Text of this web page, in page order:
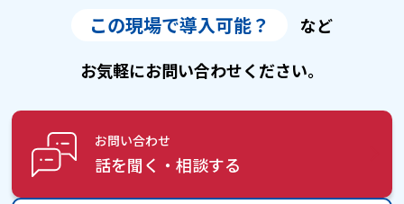
この現場で導入可能？
など
お気軽にお問い合わせください。
話を聞く・相談する
お問い合わせ